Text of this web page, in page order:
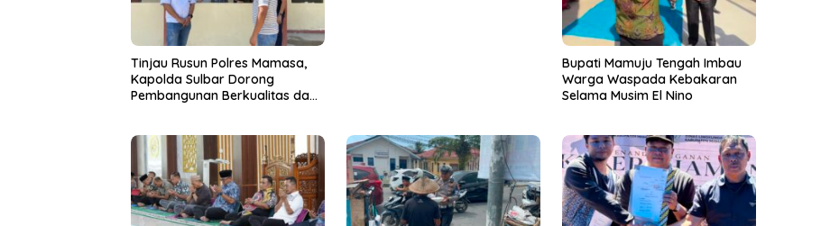
Tinjau Rusun Polres Mamasa,
Kapolda Sulbar Dorong
Pembangunan Berkualitas dan
Bupati Mamuju Tengah Imbau
Warga Waspada Kebakaran
Selama Musim El Nino